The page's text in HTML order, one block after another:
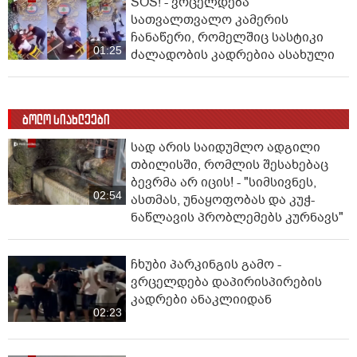
01:25
სათვალთვალო კამერის
ჩანაწერი, რომელშიც სასტიკი
ძალადობის კადრებია ასახული
ბოლო სიახლეები
02:54
სად არის საიდუმლო ადგილი
თბილისში, რომლის შესახებაც
ბევრმა არ იცის! - "სიმსივნეს,
ასთმას, უნაყოფობას და კუჭ-
ნაწლავის პრობლემებს კურნავს"
02:23
ჩხუბი პარკინგის გამო -
ვრცელდება დაპირისპირების
კადრები ანაკლიიდან